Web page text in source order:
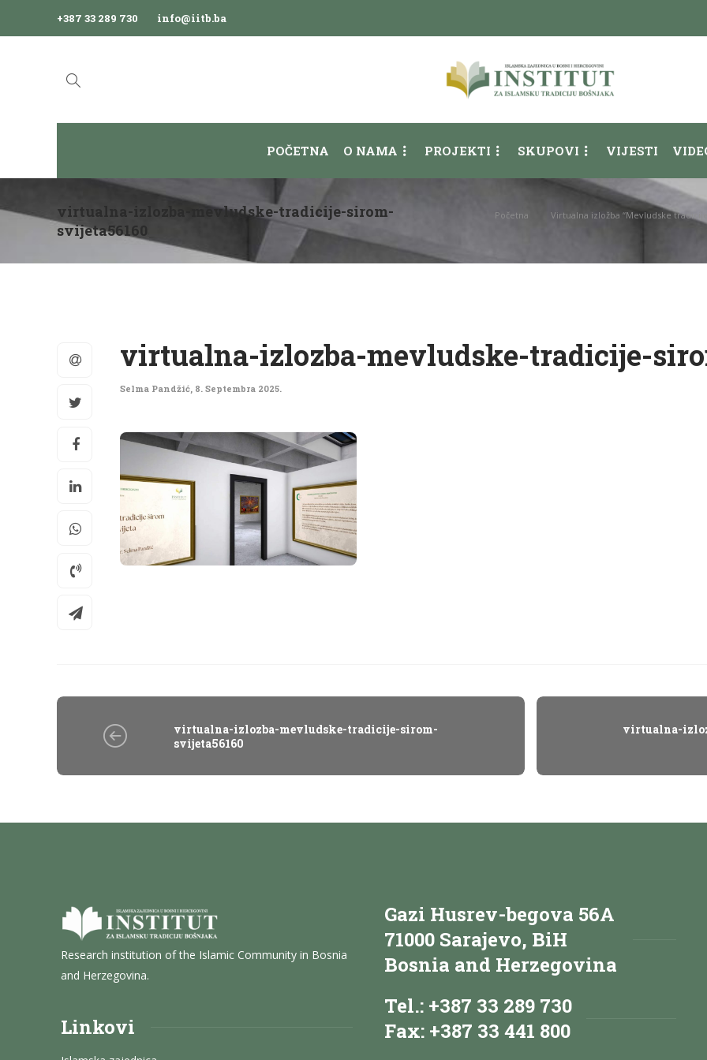
+387 33 289 730 info@iitb.ba
POČETNA O NAMA PROJEKTI SKUPOVI VIJESTI
virtualna-izlozba-mevludske-tradicije-sirom-
svijeta56160
Početna Virtualna izložba “Mevludske
virtualna-izlozba-mevludske-tradicije-
Selma Pandžić, 8. Septembra 2025.
virtualna-izlozba-mevludske-tradicije-sirom-
svijeta56160
virtualna-
Research institution of the Islamic Community in Bosnia
and Herzegovina.
Linkovi
Gazi Husrev-begova 56A
71000 Sarajevo, BiH
Bosnia and Herzegovina
Tel.: +387 33 289 730
Fax: +387 33 441 800